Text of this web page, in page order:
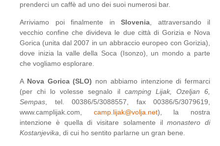
prenderci un caffè ad uno dei suoi numerosi bar.
Arriviamo poi finalmente in Slovenia , attraversando il
vecchio confine che divideva le due città di Gorizia e Nova
Gorica (unita dal 2007 in un abbraccio europeo con Gorizia),
dove inizia la valle della Soca (Isonzo), un mondo a parte
che vogliamo esplorare.
A Nova Gorica (SLO) non abbiamo intenzione di fermarci
(per chi lo volesse segnalo il camping Lijak, Ozeljan 6,
Sempas , tel. 00386/5/3088557, fax 00386/5/3079619,
www.camplijak.com, camp.lijak@volja.net), la nostra
intenzione è quella di visitare solamente ilmonastero di
Kostanjevika , di cui ho sentito parlarne un gran bene.